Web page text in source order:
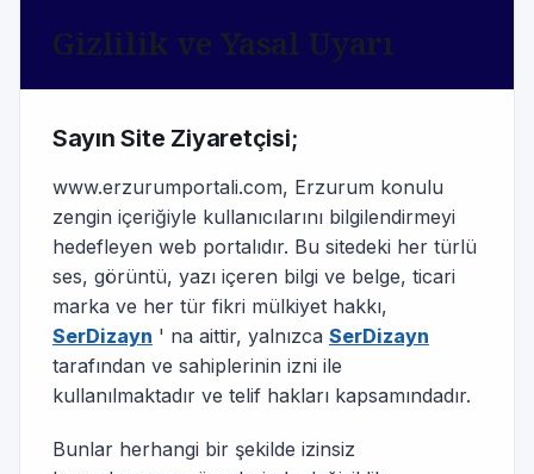
Gizlilik ve Yasal Uyarı
Sayın Site Ziyaretçisi;
www.erzurumportali.com, Erzurum konulu
zengin içeriğiyle kullanıcılarını bilgilendirmeyi
hedefleyen web portalıdır. Bu sitedeki her türlü
ses, görüntü, yazı içeren bilgi ve belge, ticari
marka ve her tür fikri mülkiyet hakkı,
SerDizayn ' na aittir, yalnızca SerDizayn
tarafından ve sahiplerinin izni ile
kullanılmaktadır ve telif hakları kapsamındadır.
Bunlar herhangi bir şekilde izinsiz